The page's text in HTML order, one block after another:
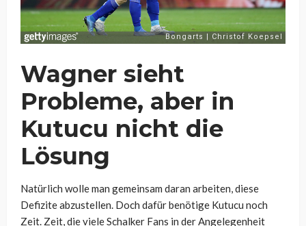
Wagner sieht
Probleme, aber in
Kutucu nicht die
Lösung
Natürlich wolle man gemeinsam daran arbeiten, diese
Defizite abzustellen. Doch dafür benötige Kutucu noch
Zeit. Zeit, die viele Schalker Fans in der Angelegenheit